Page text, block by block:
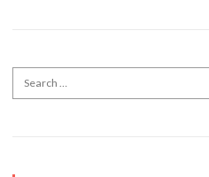
Search for: